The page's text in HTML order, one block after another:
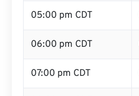
05:00 pm CDT
06:00 pm CDT
07:00 pm CDT